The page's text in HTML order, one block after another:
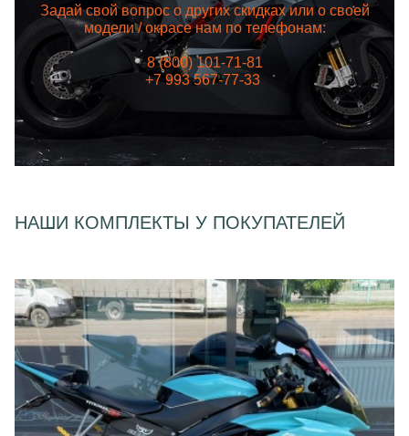
Задай свой вопрос о других скидках или о своей
модели / окрасе нам по телефонам:
8 (800) 101-71-81
+7 993 567-77-33
НАШИ КОМПЛЕКТЫ У ПОКУПАТЕЛЕЙ